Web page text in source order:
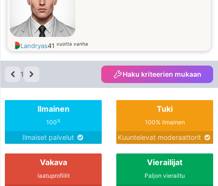
Landryas41 vuotta vanha
1 Haku kriteerien mukaan
Ilmainen
100%
Ilmaiset palvelut
Tuki
100% ilmainen
Kuuntelevat moderaattorit
Vakava
laatuprofiilit
Vierailijat
Paljon vierailtu